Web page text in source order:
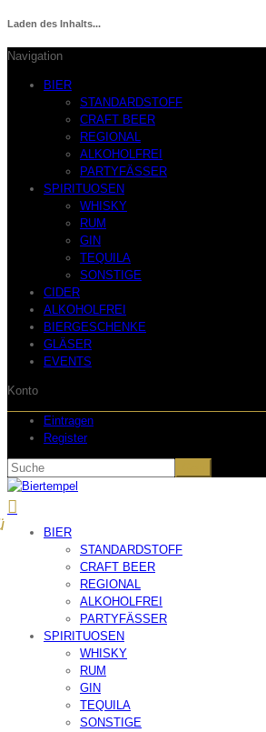
Laden des Inhalts...
Navigation
BIER
STANDARDSTOFF
CRAFT BEER
REGIONAL
ALKOHOLFREI
PARTYFÄSSER
SPIRITUOSEN
WHISKY
RUM
GIN
TEQUILA
SONSTIGE
CIDER
ALKOHOLFREI
BIERGESCHENKE
GLÄSER
EVENTS
Konto
Eintragen
Register
BIER
STANDARDSTOFF
CRAFT BEER
REGIONAL
ALKOHOLFREI
PARTYFÄSSER
SPIRITUOSEN
WHISKY
RUM
GIN
TEQUILA
SONSTIGE